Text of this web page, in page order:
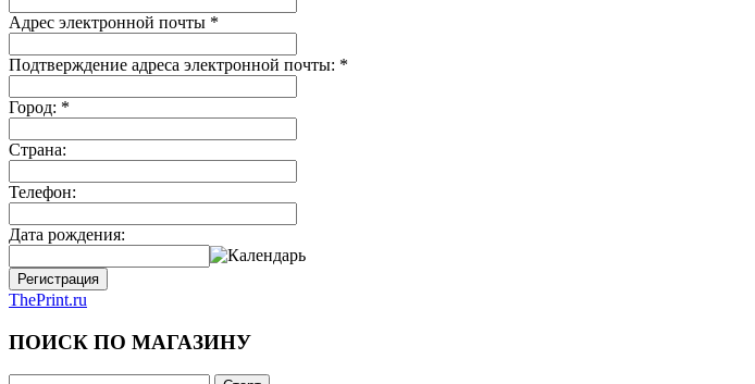
Адрес электронной почты *
Подтверждение адреса электронной почты: *
Город: *
Страна:
Телефон:
Дата рождения:
Регистрация
ThePrint.ru
ПОИСК ПО МАГАЗИНУ